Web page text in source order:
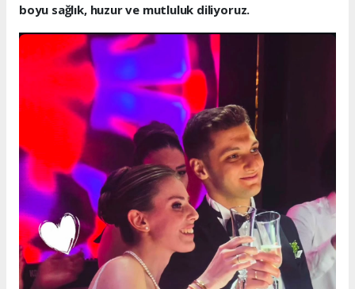
boyu sağlık, huzur ve mutluluk diliyoruz.